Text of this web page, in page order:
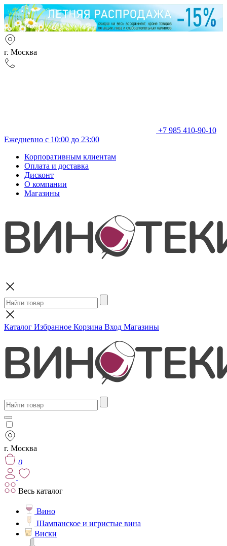
г. Москва
+7 985 410-90-10
Ежедневно с 10:00 до 23:00
Корпоративным клиентам
Оплата и доставка
Дисконт
О компании
Магазины
Каталог Избранное Корзина Вход Магазины
г. Москва
0
Весь каталог
Вино
Шампанское и игристые вина
Виски